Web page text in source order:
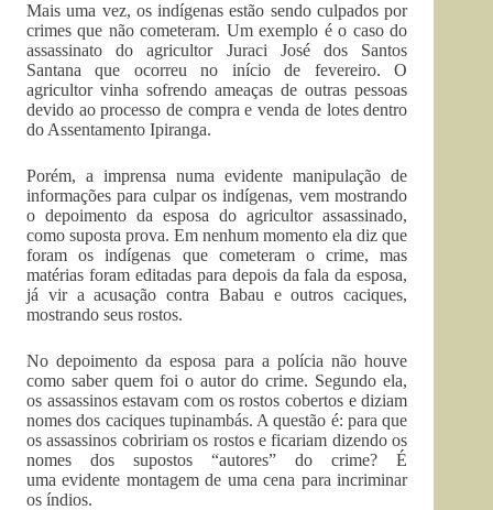
Mais uma vez, os indígenas estão sendo culpados por
crimes que não cometeram. Um exemplo é o caso do
assassinato do agricultor Juraci José dos Santos
Santana que ocorreu no início de fevereiro. O
agricultor vinha sofrendo ameaças de outras pessoas
devido ao processo de compra e venda de lotes dentro
do Assentamento Ipiranga.
Porém, a imprensa numa evidente manipulação de
informações para culpar os indígenas, vem mostrando
o depoimento da esposa do agricultor assassinado,
como suposta prova. Em nenhum momento ela diz que
foram os indígenas que cometeram o crime, mas
matérias foram editadas para depois da fala da esposa,
já vir a acusação contra Babau e outros caciques,
mostrando seus rostos.
No depoimento da esposa para a polícia não houve
como saber quem foi o autor do crime. Segundo ela,
os assassinos estavam com os rostos cobertos e diziam
nomes dos caciques tupinambás. A questão é: para que
os assassinos cobririam os rostos e ficariam dizendo os
nomes dos supostos “autores” do crime? É
uma evidente montagem de uma cena para incriminar
os índios.